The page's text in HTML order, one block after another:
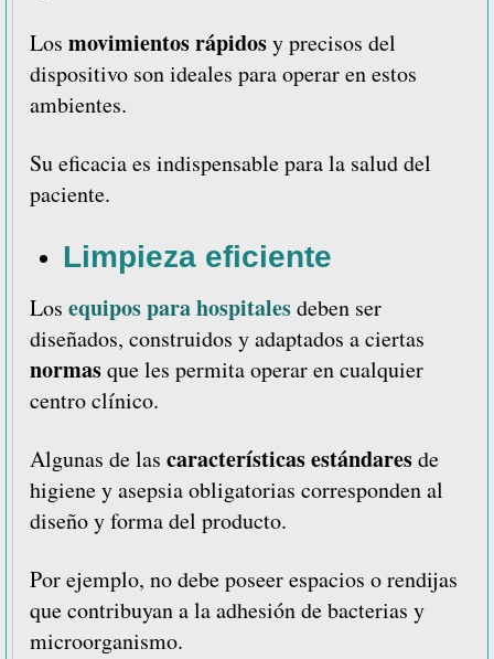
Los movimientos rápidosy precisos del
dispositivo son ideales para operar en estos
ambientes.
Su eficacia es indispensable para la salud del
paciente.
Limpieza eficiente
Los equipos para hospitalesdeben ser
diseñados, construidos y adaptados a ciertas
normasque les permita operar en cualquier
centro clínico.
Algunas de las características estándaresde
higiene y asepsia obligatorias corresponden al
diseño y forma del producto.
Por ejemplo, no debe poseer espacios o rendijas
que contribuyan a la adhesión de bacterias y
microorganismo.